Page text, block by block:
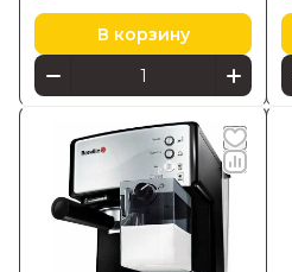
В корзину